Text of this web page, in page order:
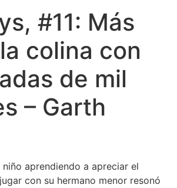
#11: Más
colina con
de mil
– Garth
aprendiendo a apreciar el
con su hermano menor resonó